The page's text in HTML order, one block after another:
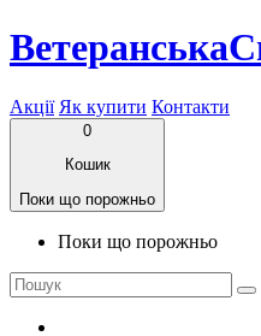
Акції Як купити Контакти
0
Кошик
Поки що порожньо
Поки що порожньо